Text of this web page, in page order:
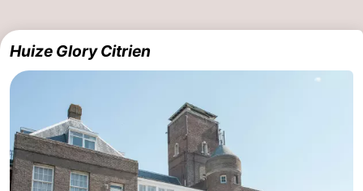
Huize Glory Citrien